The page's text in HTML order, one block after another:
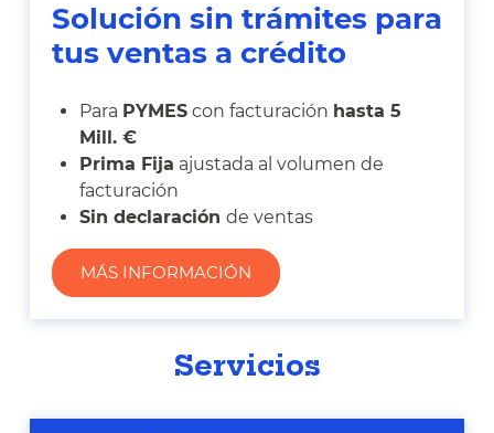
Solución sin trámites para
tus ventas a crédito
Para PYMES con facturación hasta 5
Mill. €
Prima Fija ajustada al volumen de
facturación
Sin declaración de ventas
MÁS INFORMACIÓN
Servicios